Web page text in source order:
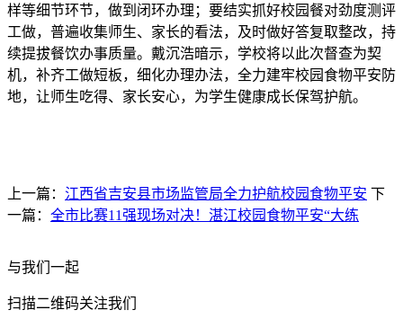
样等细节环节，做到闭环办理；要结实抓好校园餐对劲度测评
工做，普遍收集师生、家长的看法，及时做好答复取整改，持
续提拔餐饮办事质量。戴沉浩暗示，学校将以此次督查为契
机，补齐工做短板，细化办理办法，全力建牢校园食物平安防
地，让师生吃得、家长安心，为学生健康成长保驾护航。
上一篇： 江西省吉安县市场监管局全力护航校园食物平安 下
一篇： 全市比赛11强现场对决！湛江校园食物平安“大练
与我们一起
扫描二维码关注我们